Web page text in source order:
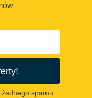
spamu.